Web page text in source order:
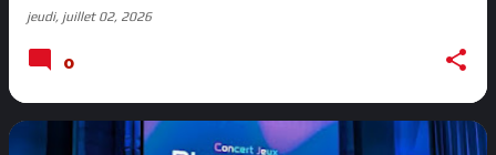
jeudi, juillet 02, 2026
0